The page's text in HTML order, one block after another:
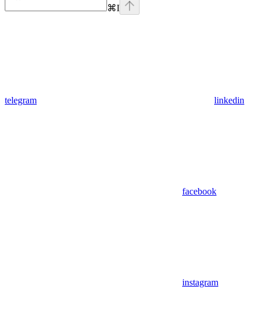
⌘I
telegram linkedin
facebook
instagram